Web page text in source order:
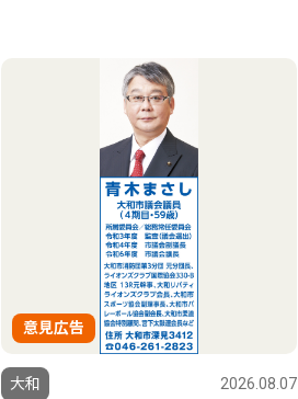
意見広告
大和 2026.08.07